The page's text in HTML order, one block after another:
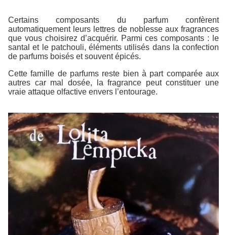
Certains composants du parfum confèrent
automatiquement leurs lettres de noblesse aux fragrances
que vous choisirez d’acquérir. Parmi ces composants : le
santal et le patchouli, éléments utilisés dans la confection
de parfums boisés et souvent épicés.
Cette famille de parfums reste bien à part comparée aux
autres car mal dosée, la fragrance peut constituer une
vraie attaque olfactive envers l’entourage.